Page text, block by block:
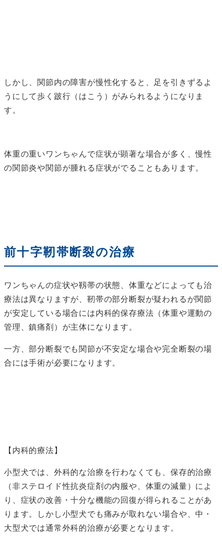
しかし、関節内の障害が慢性化すると、足を引きずるよ
うにして歩く跛行（はこう）がみられるようになりま
す。
体重の重いワンちゃんで症状が顕著な場合が多く、慢性
の関節炎や関節が腫れる症状がでることもあります。
前十字靭帯断裂の治療
ワンちゃんの症状や靱帯の状態、体重などによっても治
療法は異なりますが、靭帯の部分断裂が疑われるが関節
が安定している場合には内科的保存療法（体重や運動の
管理、鎮痛剤）が主体になります。
一方、部分断裂でも関節が不安定な場合や完全断裂の場
合には手術が必要になります。
【内科的療法】
小型犬では、外科的な治療を行わなくても、保存的治療
（非ステロイド性抗炎症剤の内服や、体重の減量）によ
り、症状の改善・十分な機能の回復が得られることがあ
ります。しかし小型犬でも痛みが取れない場合や、中・
大型犬では通常外科的治療が必要となります。